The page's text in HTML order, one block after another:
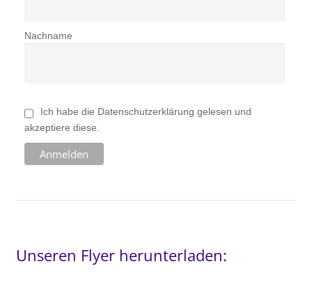
Nachname
Ich habe die Datenschutzerklärung gelesen und
akzeptiere diese.
Unseren Flyer herunterladen: